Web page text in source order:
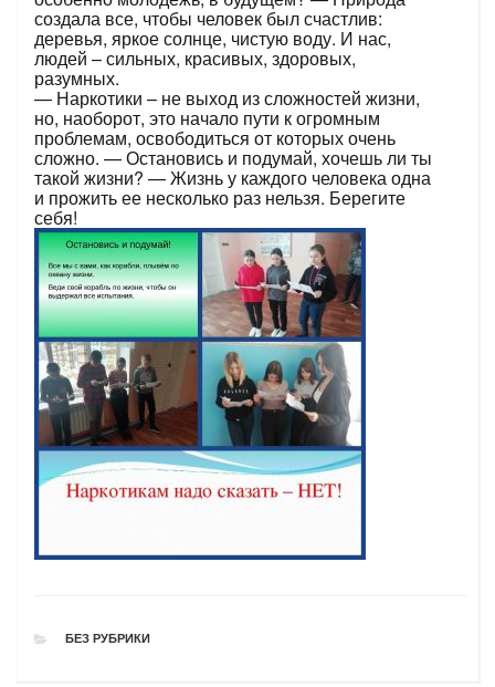
создала все, чтобы человек был счастлив:
деревья, яркое солнце, чистую воду. И нас,
людей – сильных, красивых, здоровых,
разумных.
— Наркотики – не выход из сложностей жизни,
но, наоборот, это начало пути к огромным
проблемам, освободиться от которых очень
сложно. — Остановись и подумай, хочешь ли ты
такой жизни? — Жизнь у каждого человека одна
и прожить ее несколько раз нельзя. Берегите
себя!
РУБРИКИ
БЕЗ РУБРИКИ